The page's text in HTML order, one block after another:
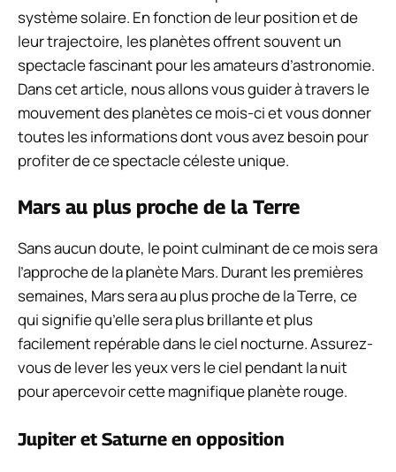
système solaire. En fonction de leur position et de
leur trajectoire, les planètes offrent souvent un
spectacle fascinant pour les amateurs d’astronomie.
Dans cet article, nous allons vous guider à travers le
mouvement des planètes ce mois-ci et vous donner
toutes les informations dont vous avez besoin pour
profiter de ce spectacle céleste unique.
Mars au plus proche de la Terre
Sans aucun doute, le point culminant de ce mois sera
l’approche de la planète Mars. Durant les premières
semaines, Mars sera au plus proche de la Terre, ce
qui signifie qu’elle sera plus brillante et plus
facilement repérable dans le ciel nocturne. Assurez-
vous de lever les yeux vers le ciel pendant la nuit
pour apercevoir cette magnifique planète rouge.
Jupiter et Saturne en opposition